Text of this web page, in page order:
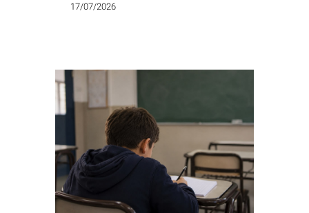
17/07/2026